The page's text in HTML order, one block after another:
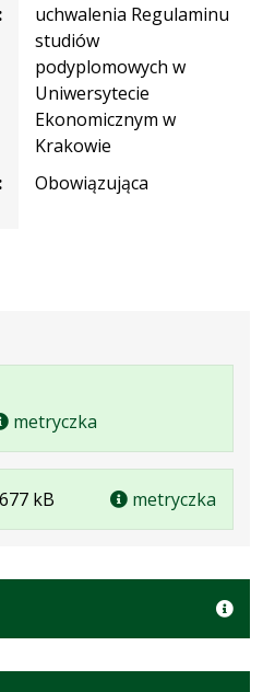
uchwalenia Regulaminu
studiów
podyplomowych w
Uniwersytecie
Ekonomicznym w
Krakowie
Obowiązująca
metryczka
677 kB metryczka